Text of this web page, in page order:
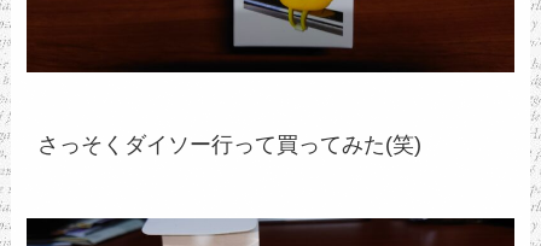
さっそくダイソー行って買ってみた(笑)